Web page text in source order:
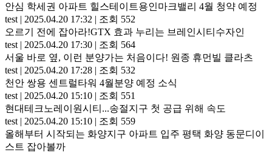
안심 학세권 아파트 힐스테이트용인마크밸리 4월 청약 예정
test | 2025.04.20 17:32 | 조회 552
오르기 전에 잡아라!GTX 효과 누리는 브레인시티수자인
test | 2025.04.20 17:30 | 조회 564
서울 바로 옆, 이런 분양가는 처음이다! 원종 휴먼빌 클라츠
test | 2025.04.20 17:28 | 조회 532
천안 쌍용 센트럴타워 4월분양 예정 소식
test | 2025.04.20 15:10 | 조회 551
현대테크노레이원시티...송절지구 첫 공급 위해 속도
test | 2025.04.20 15:10 | 조회 559
올해부터 시작되는 화양지구 아파트 입주 평택 화양 동문디이
스트 잡아볼까